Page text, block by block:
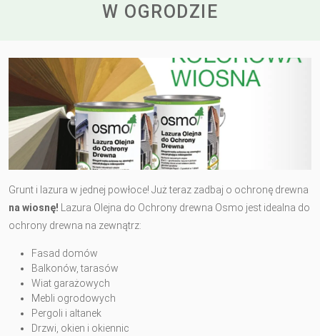
W OGRODZIE
Grunt i lazura w jednej powłoce! Już teraz zadbaj o ochronę drewna
na wiosnę!
Lazura Olejna do Ochrony drewna Osmo jest idealna do
ochrony drewna na zewnątrz:
Fasad domów
Balkonów, tarasów
Wiat garażowych
Mebli ogrodowych
Pergoli i altanek
Drzwi, okien i okiennic